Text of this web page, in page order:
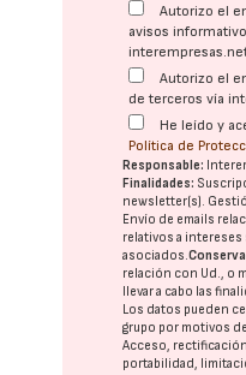
Autorizo el
avisos
Autorizo el
de terceros vía
He leído y
Política de
Responsable:
Finalidades:
newsletter(s).
Envío de emails
relativos a intereses
asociados.
relación con Ud., o
llevar a cabo las
Los datos pueden
grupo por motivos
Acceso,
portabilidad,